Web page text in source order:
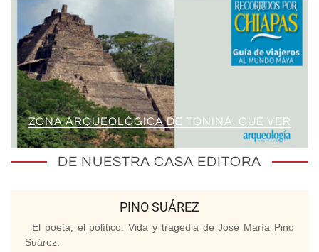
ZONA ARQUEOLÓGICA DE TONINÁ. QUÉ VER
DE NUESTRA CASA EDITORA
PINO SUÁREZ
El poeta, el político. Vida y tragedia de José María Pino
Suárez.